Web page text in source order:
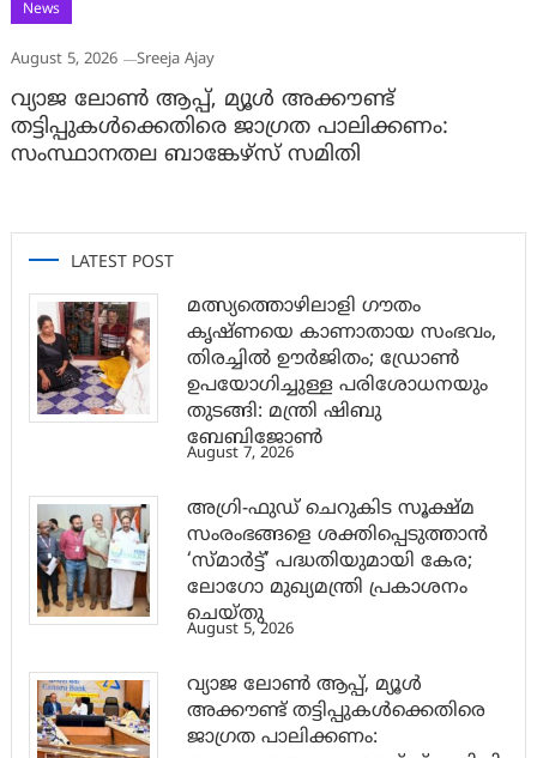
News
August 5, 2026 Sreeja Ajay
വ്യാജ ലോൺ ആപ്പ്, മ്യൂൾ അക്കൗണ്ട്
തട്ടിപ്പുകൾക്കെതിരെ ജാ​ഗ്രത പാലിക്കണം:
സംസ്ഥാനതല ബാങ്കേഴ്സ് സമിതി
LATEST POST
മത്സ്യത്തൊഴിലാളി ഗൗതം
കൃഷ്ണയെ കാണാതായ സംഭവം,
തിരച്ചിൽ ഊർജിതം; ഡ്രോണ്‍
ഉപയോഗിച്ചുള്ള പരിശോധനയും
തുടങ്ങി: മന്ത്രി ഷിബു
ബേബിജോണ്‍
August 7, 2026
അഗ്രി-ഫുഡ് ചെറുകിട സൂക്ഷ്മ
സംരംഭങ്ങളെ ശക്തിപ്പെടുത്താന്‍
‘സ്മാര്‍ട്ട്’ പദ്ധതിയുമായി കേര;
ലോഗോ മുഖ്യമന്ത്രി പ്രകാശനം
ചെയ്തു
August 5, 2026
വ്യാജ ലോൺ ആപ്പ്, മ്യൂൾ
അക്കൗണ്ട് തട്ടിപ്പുകൾക്കെതിരെ
ജാ​ഗ്രത പാലിക്കണം: